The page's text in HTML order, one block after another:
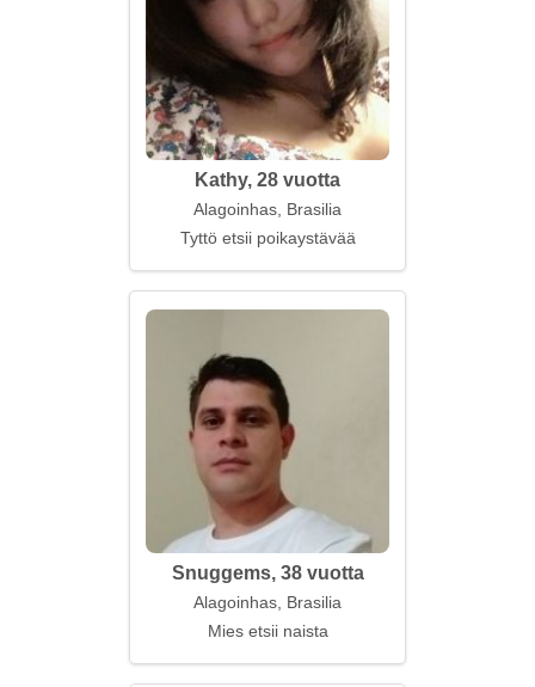
Kathy, 28 vuotta
Alagoinhas, Brasilia
Tyttö etsii poikaystävää
Snuggems, 38 vuotta
Alagoinhas, Brasilia
Mies etsii naista